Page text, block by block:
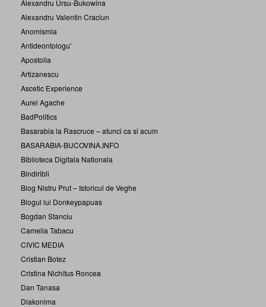
Alexandru Ursu-Bukowina
Alexandru Valentin Craciun
Anomismia
Antideontologu'
Apostolia
Artizanescu
Ascetic Experience
Aurel Agache
BadPolitics
Basarabia la Rascruce – atunci ca si acum
BASARABIA-BUCOVINA.INFO
Biblioteca Digitala Nationala
Bindiribli
Blog Nistru Prut – Istoricul de Veghe
Blogul lui Donkeypapuas
Bogdan Stanciu
Camelia Tabacu
CIVIC MEDIA
Cristian Botez
Cristina Nichitus Roncea
Dan Tanasa
Diakonima